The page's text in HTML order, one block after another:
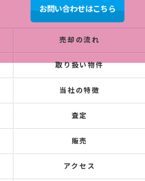
お問い合わせはこちら
売却の流れ
取り扱い物件
当社の特徴
査定
販売
アクセス